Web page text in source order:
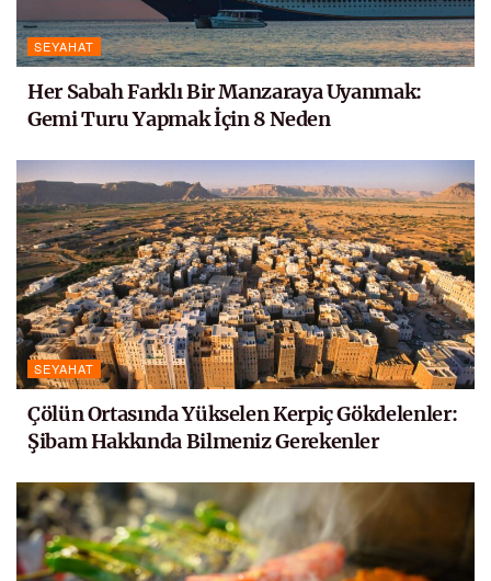
SEYAHAT
Her Sabah Farklı Bir Manzaraya Uyanmak:
Gemi Turu Yapmak İçin 8 Neden
SEYAHAT
Çölün Ortasında Yükselen Kerpiç Gökdelenler:
Şibam Hakkında Bilmeniz Gerekenler